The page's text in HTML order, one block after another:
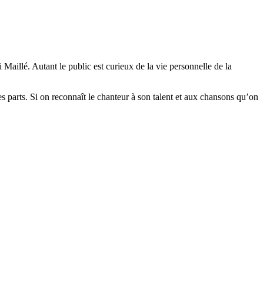
Autant le public est curieux de la vie personnelle de la
Si on reconnaît le chanteur à son talent et aux chansons qu’on